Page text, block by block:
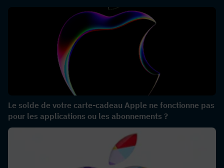
Le solde de votre carte-cadeau Apple ne fonctionne pas
pour les applications ou les abonnements ?